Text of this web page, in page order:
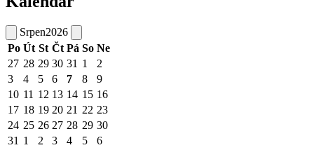
Srpen2026
Po Út St Čt Pá So Ne
27 28 29 30 31 1
2
3
4 5 6 7 8
9
10 11 12 13 14 15 16
17 18 19 20 21 22 23
24 25 26 27 28 29 30
31 1 2 3 4 5 6